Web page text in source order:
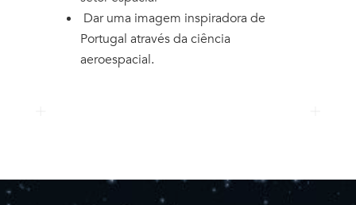
Dar uma imagem inspiradora de
Portugal através da ciência
aeroespacial.